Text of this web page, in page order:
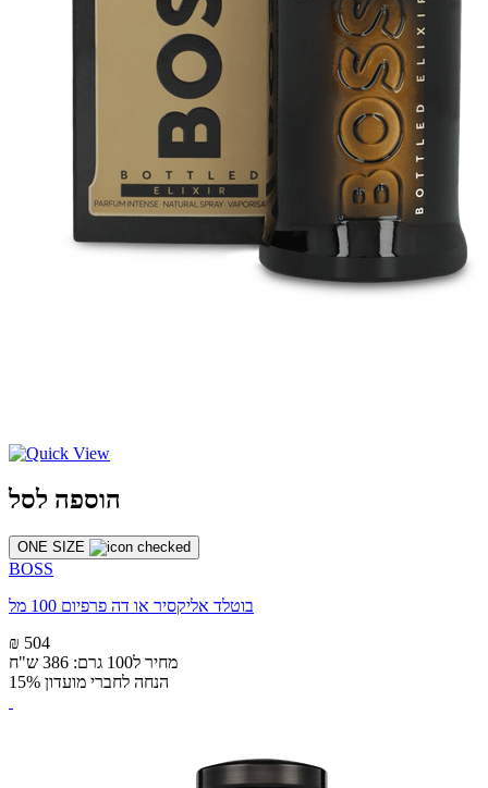
הוספה לסל
ONE SIZE
BOSS
בוטלד אליקסיר או דה פרפיום 100 מל
₪ 504
מחיר ל100 גרם: 386 ש"ח
הנחה לחברי מועדון 15%